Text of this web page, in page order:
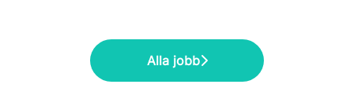
Alla jobb